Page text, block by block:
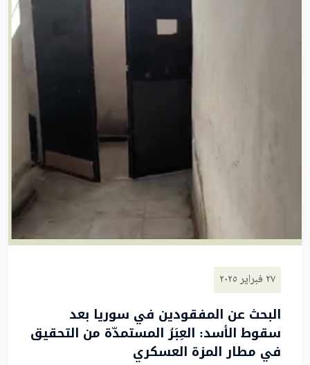
٢٧ فبراير ٢٠٢٥
البحث عن المفقودين في سوريا بعد
سقوط الأسد: العِبَرُ المستمدّة من التحقيق
في مطار المزة العسكري